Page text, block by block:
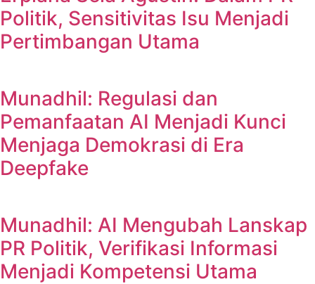
Politik, Sensitivitas Isu Menjadi
Pertimbangan Utama
Munadhil: Regulasi dan
Pemanfaatan AI Menjadi Kunci
Menjaga Demokrasi di Era
Deepfake
Munadhil: AI Mengubah Lanskap
PR Politik, Verifikasi Informasi
Menjadi Kompetensi Utama